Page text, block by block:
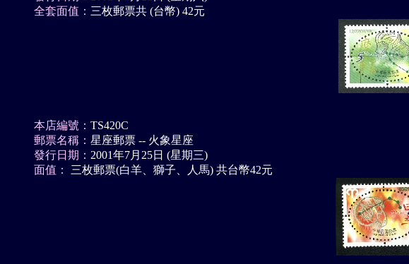
全套面值： 三枚郵票共 (台幣) 42元
本店編號： TS420C
郵票名稱： 星座郵票 -- 火象星座
發行日期： 2001年7月25日 (星期三)
面值：
三枚郵票(白羊、獅子、人馬) 共台幣42元